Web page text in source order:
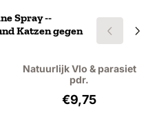
Spray --
Katzen gegen
MwSt.: 10,96
Natuurlijk Vlo & parasiet
pdr.
Preis: 9,75,
€9,75